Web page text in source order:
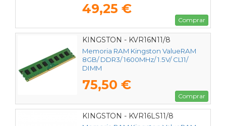
49,25 €
Comprar
KINGSTON - KVR16N11/8
Memoria RAM Kingston ValueRAM
8GB/ DDR3/ 1600MHz/ 1.5V/ CL11/
DIMM
75,50 €
Comprar
KINGSTON - KVR16LS11/8